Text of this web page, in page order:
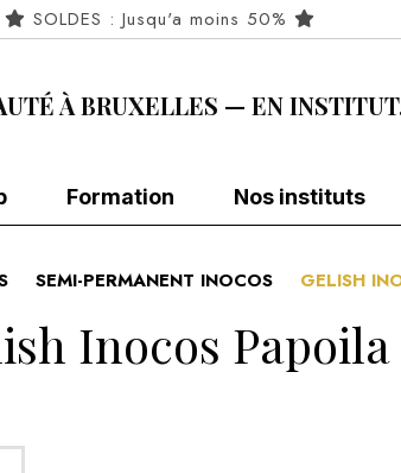
SOLDES : Jusqu'a moins 50%
À BRUXELLES — EN
Formation Nos instituts
SEMI-PERMANENT INOCOS GELISH
Inocos Papoila